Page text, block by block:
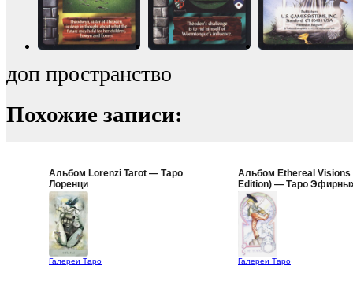
доп пространство
Похожие записи:
Альбом Lorenzi Tarot — Таро
Лоренци
Галереи Таро
Альбом Ethereal Visions
Edition) — Таро
(Лунное Издание)
Галереи Таро